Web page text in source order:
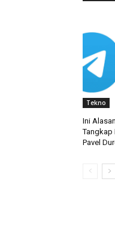
Tekno
Ini
Tangkap
Pavel